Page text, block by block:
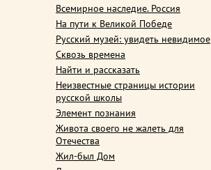
Всемирное наследие. Россия
На пути к Великой Победе
Русский музей: увидеть невидимое
Сквозь времена
Найти и рассказать
Неизвестные страницы истории
русской школы
Элемент познания
Живота своего не жалеть для
Отечества
Жил-был Дом